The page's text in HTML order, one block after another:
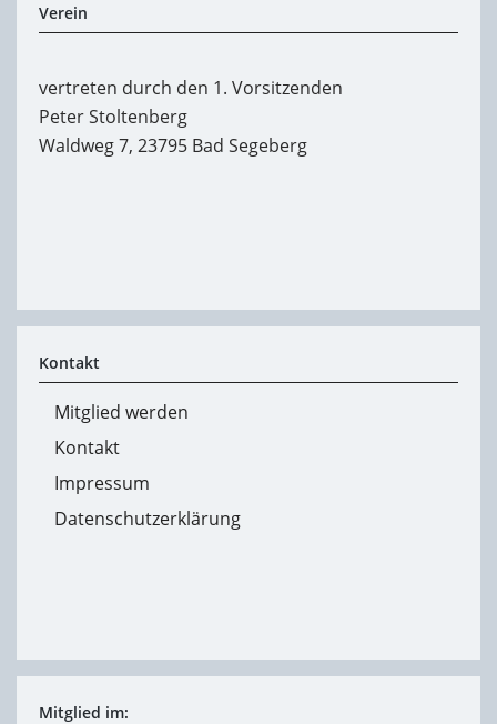
Verein
vertreten durch den 1. Vorsitzenden
Peter Stoltenberg
Waldweg 7, 23795 Bad Segeberg
Kontakt
Mitglied werden
Kontakt
Impressum
Datenschutzerklärung
Mitglied im: